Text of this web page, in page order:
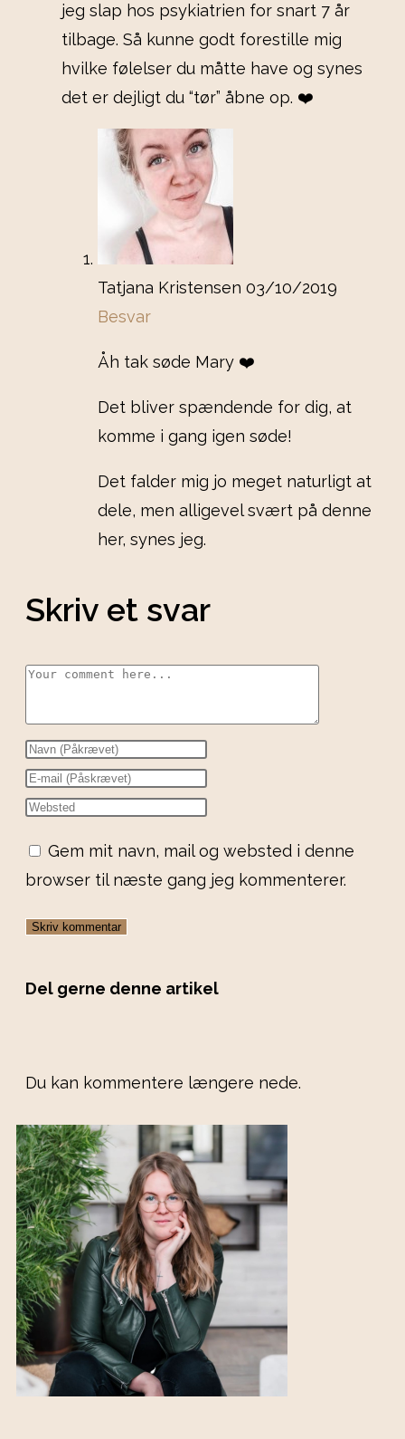
jeg slap hos psykiatrien for snart 7 år
tilbage. Så kunne godt forestille mig
hvilke følelser du måtte have og synes
det er dejligt du “tør” åbne op. ❤️
Tatjana Kristensen 03/10/2019
Besvar
Åh tak søde Mary ❤️
Det bliver spændende for dig, at
komme i gang igen søde!
Det falder mig jo meget naturligt at
dele, men alligevel svært på denne
her, synes jeg.
Skriv et svar
Gem mit navn, mail og websted i denne
browser til næste gang jeg kommenterer.
Del gerne denne artikel
Du kan kommentere længere nede.